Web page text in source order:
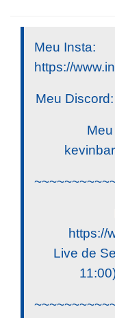
Meu Insta:
https://
Meu
https://
Live de